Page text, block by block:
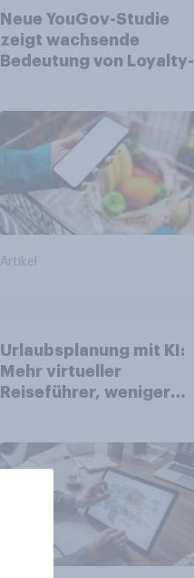
Neue YouGov-Studie
zeigt wachsende
Bedeutung von Loyalty-
Artikel
Urlaubsplanung mit KI:
Mehr virtueller
Reiseführer, weniger